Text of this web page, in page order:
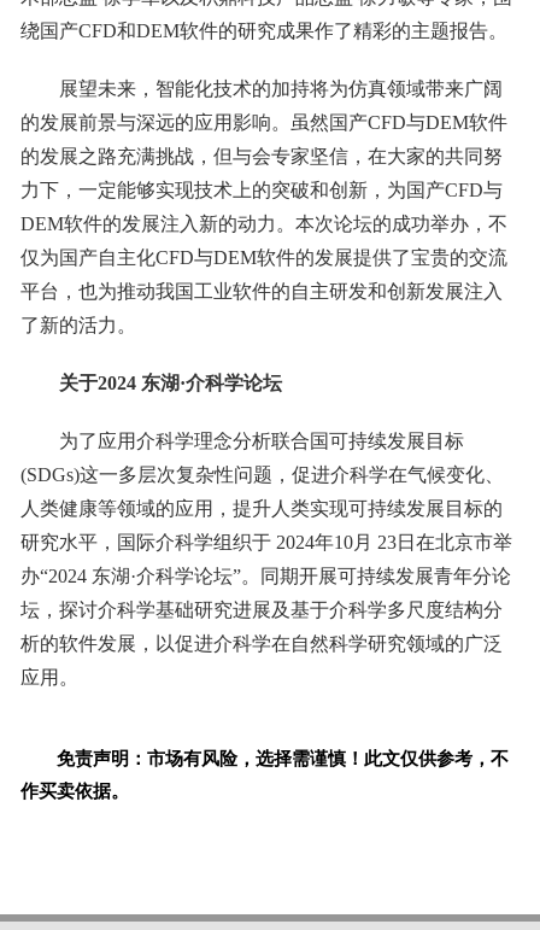
绕国产CFD和DEM软件的研究成果作了精彩的主题报告。
展望未来，智能化技术的加持将为仿真领域带来广阔
的发展前景与深远的应用影响。虽然国产CFD与DEM软件
的发展之路充满挑战，但与会专家坚信，在大家的共同努
力下，一定能够实现技术上的突破和创新，为国产CFD与
DEM软件的发展注入新的动力。本次论坛的成功举办，不
仅为国产自主化CFD与DEM软件的发展提供了宝贵的交流
平台，也为推动我国工业软件的自主研发和创新发展注入
了新的活力。
关于2024 东湖·介科学论坛
为了应用介科学理念分析联合国可持续发展目标
(SDGs)这一多层次复杂性问题，促进介科学在气候变化、
人类健康等领域的应用，提升人类实现可持续发展目标的
研究水平，国际介科学组织于 2024年10月 23日在北京市举
办“2024 东湖·介科学论坛”。同期开展可持续发展青年分论
坛，探讨介科学基础研究进展及基于介科学多尺度结构分
析的软件发展，以促进介科学在自然科学研究领域的广泛
应用。
免责声明：市场有风险，选择需谨慎！此文仅供参考，不
作买卖依据。